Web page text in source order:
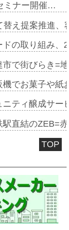
ミナー開催…
替え提案推進
ドの取り組み
で街びらき=
でお菓子や
ニティ醸成サ
駅直結のZEB=
TOP